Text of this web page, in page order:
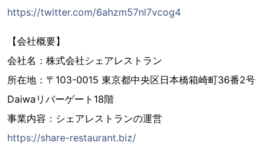
https://twitter.com/6ahzm57nl7vcog4
【会社概要】
会社名：株式会社シェアレストラン
所在地：〒103-0015 東京都中央区日本橋箱崎町36番2号
Daiwaリバーゲート18階
事業内容：シェアレストランの運営
https://share-restaurant.biz/